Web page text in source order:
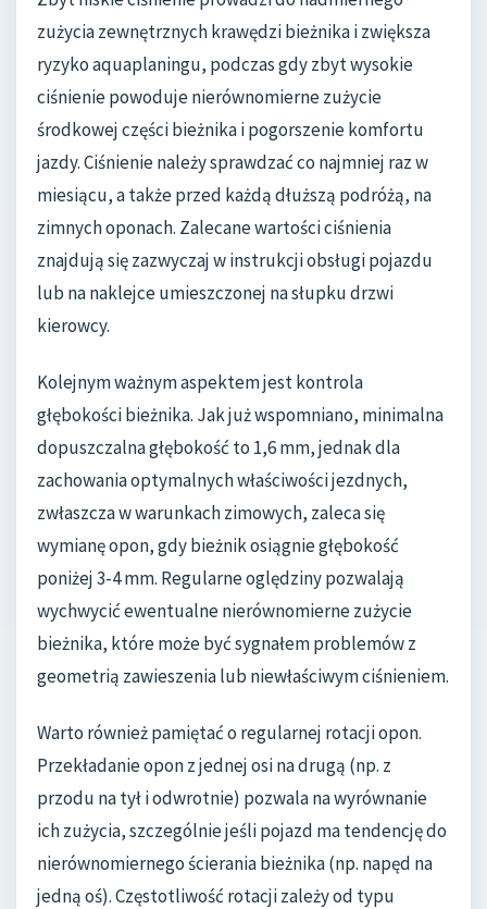
zużycia zewnętrznych krawędzi bieżnika i zwiększa
ryzyko aquaplaningu, podczas gdy zbyt wysokie
ciśnienie powoduje nierównomierne zużycie
środkowej części bieżnika i pogorszenie komfortu
jazdy. Ciśnienie należy sprawdzać co najmniej raz w
miesiącu, a także przed każdą dłuższą podróżą, na
zimnych oponach. Zalecane wartości ciśnienia
znajdują się zazwyczaj w instrukcji obsługi pojazdu
lub na naklejce umieszczonej na słupku drzwi
kierowcy.
Kolejnym ważnym aspektem jest kontrola
głębokości bieżnika. Jak już wspomniano, minimalna
dopuszczalna głębokość to 1,6 mm, jednak dla
zachowania optymalnych właściwości jezdnych,
zwłaszcza w warunkach zimowych, zaleca się
wymianę opon, gdy bieżnik osiągnie głębokość
poniżej 3-4 mm. Regularne oględziny pozwalają
wychwycić ewentualne nierównomierne zużycie
bieżnika, które może być sygnałem problemów z
geometrią zawieszenia lub niewłaściwym ciśnieniem.
Warto również pamiętać o regularnej rotacji opon.
Przekładanie opon z jednej osi na drugą (np. z
przodu na tył i odwrotnie) pozwala na wyrównanie
ich zużycia, szczególnie jeśli pojazd ma tendencję do
nierównomiernego ścierania bieżnika (np. napęd na
jedną oś). Częstotliwość rotacji zależy od typu